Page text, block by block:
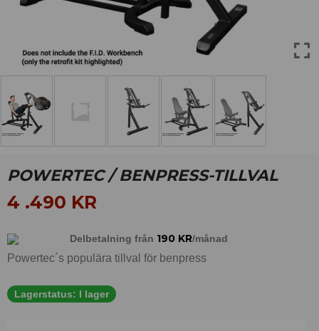
POWERTEC / BENPRESS-TILLVAL
4 .490 KR
Delbetalning från 190 KR/månad
Powertec´s populära tillval för benpress
Lagerstatus: I lager